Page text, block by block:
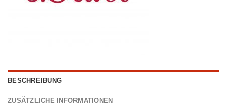
BESCHREIBUNG
ZUSÄTZLICHE INFORMATIONEN